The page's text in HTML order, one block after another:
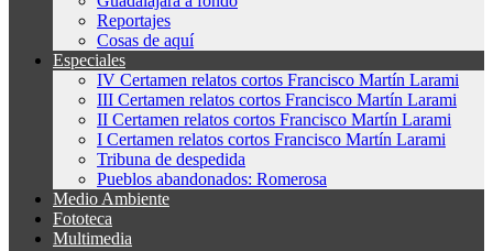
Reportajes
Cosas de aquí
Especiales
IV Certamen relatos cortos Francisco Martín Larami
III Certamen relatos cortos Francisco Martín Larami
II Certamen relatos cortos Francisco Martín Larami
I Certamen relatos cortos Francisco Martín Larami
Tribuna de despedida
Pueblos abandonados: Romerosa
Medio Ambiente
Fototeca
Multimedia